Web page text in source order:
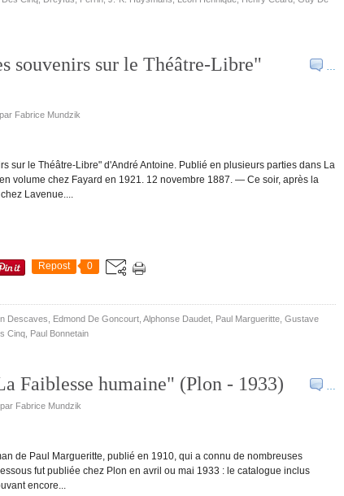
…
souvenirs sur le Théâtre-Libre"
Fabrice Mundzik
sur le Théâtre-Libre" d'André Antoine. Publié en plusieurs parties dans La
volume chez Fayard en 1921. 12 novembre 1887. — Ce soir, après la
Lavenue....
Repost 0
Descaves Edmond De Goncourt Alphonse Daudet Paul Margueritte Gustave
Cinq Paul Bonnetain
…
Faiblesse humaine" (Plon - 1933)
Fabrice Mundzik
de Paul Margueritte, publié en 1910, qui a connu de nombreuses
fut publiée chez Plon en avril ou mai 1933 : le catalogue inclus
encore...